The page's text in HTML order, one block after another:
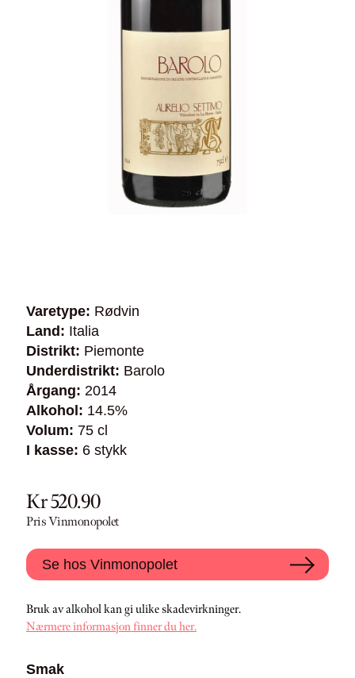
Varetype: Rødvin
Land: Italia
Distrikt: Piemonte
Underdistrikt: Barolo
Årgang: 2014
Alkohol: 14.5%
Volum: 75 cl
I kasse: 6 stykk
Kr 520.90
Pris Vinmonopolet
Se hos Vinmonopolet
Bruk av alkohol kan gi ulike skadevirkninger.
Nærmere informasjon finner du her.
Smak